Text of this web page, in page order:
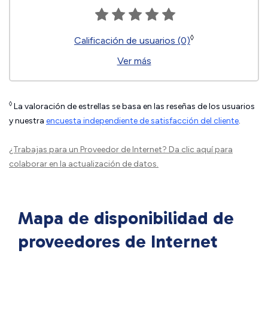
Calificación de usuarios (0)◊
Ver más
◊ La valoración de estrellas se basa en las reseñas de los usuarios
y nuestra encuesta independiente de satisfacción del cliente.
¿Trabajas para un Proveedor de Internet? Da clic aquípara
colaborar en la actualización de datos.
Mapa de disponibilidad de
proveedores de Internet